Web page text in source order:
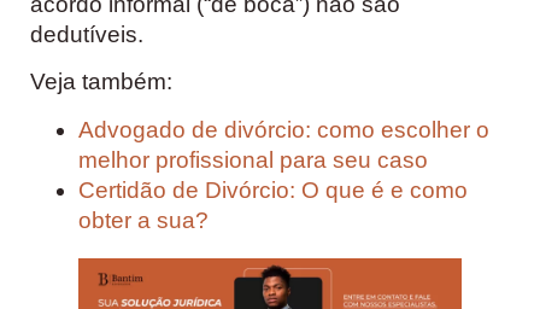
dedutíveis.
Veja também:
Advogado de divórcio: como escolher o
melhor profissional para seu caso
Certidão de Divórcio: O que é e como
obter a sua?